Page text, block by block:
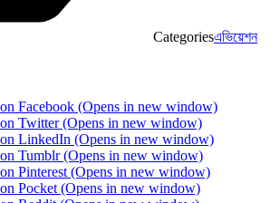
Categoriesএভিয়েশন
Facebook (Opens in new window)
Twitter (Opens in new window)
LinkedIn (Opens in new window)
Tumblr (Opens in new window)
Pinterest (Opens in new window)
Pocket (Opens in new window)